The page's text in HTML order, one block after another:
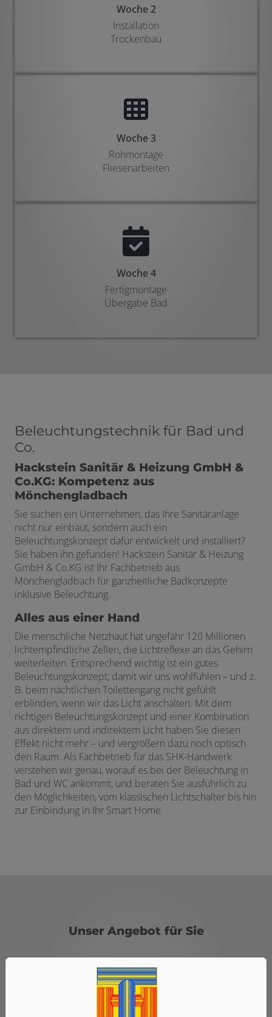
Woche 2
Installation
Trockenbau
Woche 3
Rohmontage
Fliesenarbeiten
Woche 4
Fertigmontage
Übergabe Bad
Beleuchtungstechnik für Bad und
Co.
Hackstein Sanitär & Heizung GmbH &
Co.KG: Kompetenz aus
Mönchengladbach
Sie suchen ein Unternehmen, das Ihre Sanitäranlage
nicht nur einbaut, sondern auch ein
Beleuchtungskonzept dafür entwickelt und installiert?
Sie haben ihn gefunden! Hackstein Sanitär & Heizung
GmbH & Co.KG ist Ihr Fachbetrieb aus
Mönchengladbach für ganzheitliche Badkonzepte
inklusive Beleuchtung.
Alles aus einer Hand
Die menschliche Netzhaut hat ungefähr 120 Millionen
lichtempfindliche Zellen, die Lichtreflexe an das Gehirn
weiterleiten. Entsprechend wichtig ist ein gutes
Beleuchtungskonzept, damit wir uns wohlfühlen – und z.
B. beim nächtlichen Toilettengang nicht gefühlt
erblinden, wenn wir das Licht anschalten. Mit dem
richtigen Beleuchtungskonzept und einer Kombination
aus direktem und indirektem Licht haben Sie diesen
Effekt nicht mehr – und vergrößern dazu noch optisch
den Raum. Als Fachbetrieb für das SHK-Handwerk
verstehen wir genau, worauf es bei der Beleuchtung in
Bad und WC ankommt, und beraten Sie ausführlich zu
den Möglichkeiten, vom klassischen Lichtschalter bis hin
zur Einbindung in Ihr Smart Home.
Unser Angebot für Sie
Individuelle Planung und Beratung